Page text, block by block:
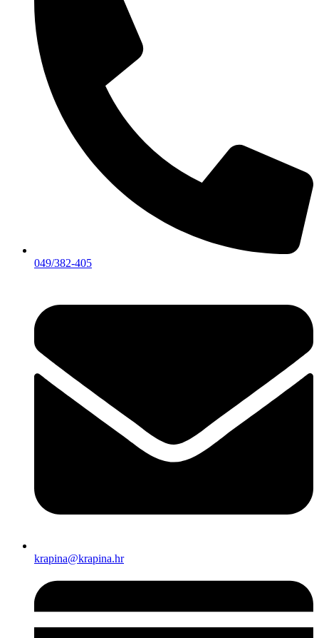
049/382-405
krapina@krapina.hr